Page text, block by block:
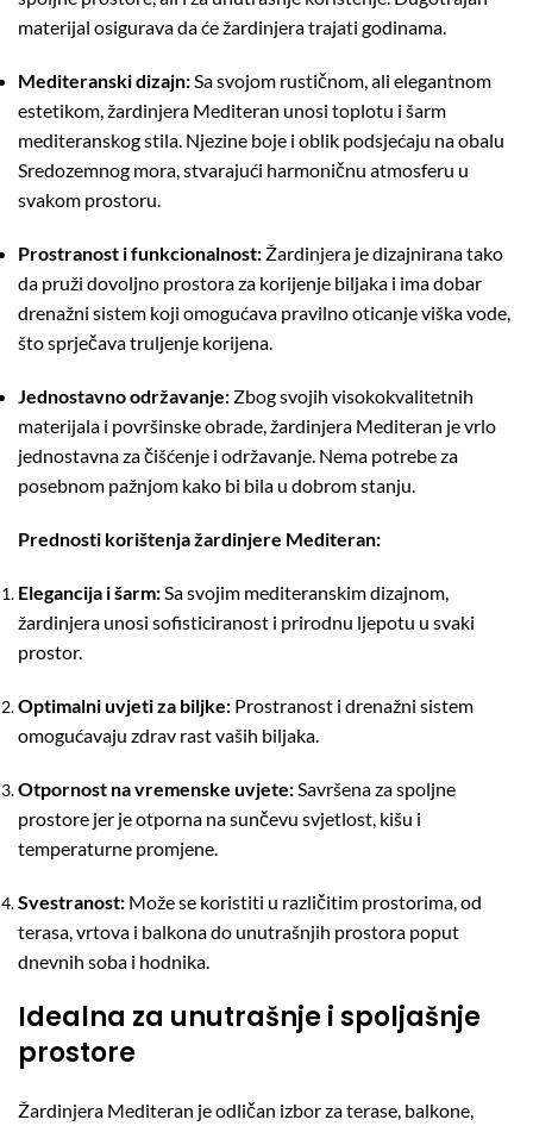
materijal osigurava da će žardinjera trajati godinama.
Mediteranski dizajn:Sa svojom rustičnom, ali elegantnom
estetikom, žardinjera Mediteran unosi toplotu i šarm
mediteranskog stila. Njezine boje i oblik podsjećaju na obalu
Sredozemnog mora, stvarajući harmoničnu atmosferu u
svakom prostoru.
Prostranost i funkcionalnost: Žardinjera je dizajnirana tako
da pruži dovoljno prostora za korijenje biljaka i ima dobar
drenažni sistem koji omogućava pravilno oticanje viška vode,
što sprječava truljenje korijena.
Jednostavno održavanje: Zbog svojih visokokvalitetnih
materijala i površinske obrade, žardinjera Mediteran je vrlo
jednostavna za čišćenje i održavanje. Nema potrebe za
posebnom pažnjom kako bi bila u dobrom stanju.
Prednosti korištenja žardinjere Mediteran:
Elegancija i šarm:Sa svojim mediteranskim dizajnom,
žardinjera unosi sofisticiranost i prirodnu ljepotu u svaki
prostor.
Optimalni uvjeti za biljke: Prostranost i drenažni sistem
omogućavaju zdrav rast vaših biljaka.
Otpornost na vremenske uvjete:Savršena za spoljne
prostore jer je otporna na sunčevu svjetlost, kišu i
temperaturne promjene.
Svestranost: Može se koristiti u različitim prostorima, od
terasa, vrtova i balkona do unutrašnjih prostora poput
dnevnih soba i hodnika.
Idealna za unutrašnje i spoljašnje
prostore
Žardinjera Mediteran je odličan izbor za terase, balkone,